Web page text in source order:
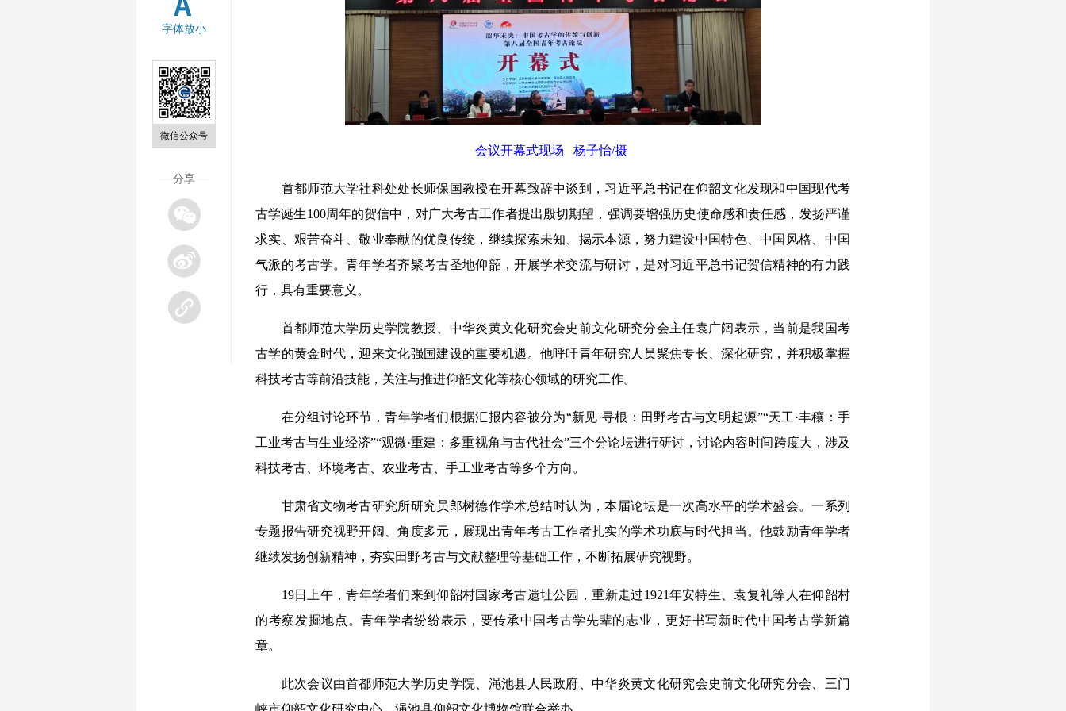
字体放小
微信公众号
分享
会议开幕式现场 杨子怡/摄
首都师范大学社科处处长师保国教授在开幕致辞中谈到，习近平总书记在仰韶文化发现和中国现代考
古学诞生100周年的贺信中，对广大考古工作者提出殷切期望，强调要增强历史使命感和责任感，发扬严谨
求实、艰苦奋斗、敬业奉献的优良传统，继续探索未知、揭示本源，努力建设中国特色、中国风格、中国
气派的考古学。青年学者齐聚考古圣地仰韶，开展学术交流与研讨，是对习近平总书记贺信精神的有力践
行，具有重要意义。
首都师范大学历史学院教授、中华炎黄文化研究会史前文化研究分会主任袁广阔表示，当前是我国考
古学的黄金时代，迎来文化强国建设的重要机遇。他呼吁青年研究人员聚焦专长、深化研究，并积极掌握
科技考古等前沿技能，关注与推进仰韶文化等核心领域的研究工作。
在分组讨论环节，青年学者们根据汇报内容被分为“新见·寻根：田野考古与文明起源”“天工·丰穰：手
工业考古与生业经济”“观微·重建：多重视角与古代社会”三个分论坛进行研讨，讨论内容时间跨度大，涉及
科技考古、环境考古、农业考古、手工业考古等多个方向。
甘肃省文物考古研究所研究员郎树德作学术总结时认为，本届论坛是一次高水平的学术盛会。一系列
专题报告研究视野开阔、角度多元，展现出青年考古工作者扎实的学术功底与时代担当。他鼓励青年学者
继续发扬创新精神，夯实田野考古与文献整理等基础工作，不断拓展研究视野。
19日上午，青年学者们来到仰韶村国家考古遗址公园，重新走过1921年安特生、袁复礼等人在仰韶村
的考察发掘地点。青年学者纷纷表示，要传承中国考古学先辈的志业，更好书写新时代中国考古学新篇
章。
此次会议由首都师范大学历史学院、渑池县人民政府、中华炎黄文化研究会史前文化研究分会、三门